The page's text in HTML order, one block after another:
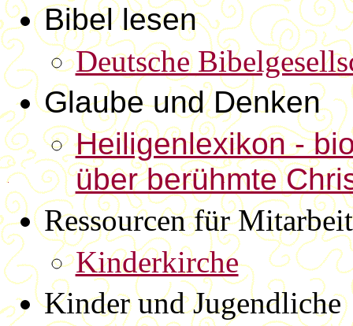
Bibel lesen
Deutsche
Glaube und Denken
Heiligenlexikon -
über berühmte
Ressourcen für
Kinderkirche
Kinder und Jugendliche